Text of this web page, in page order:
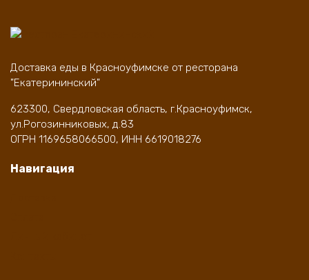
Доставка еды в Красноуфимске от ресторана
"Екатерининский"
623300, Свердловская область, г.Красноуфимск,
ул.Рогозинниковых, д.83
ОГРН 1169658066500, ИНН 6619018276
Навигация